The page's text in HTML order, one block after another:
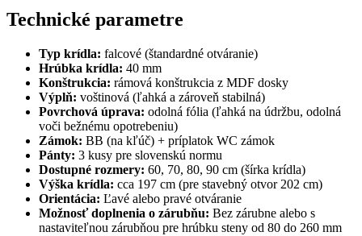
Technické parametre
Typ krídla: falcové (štandardné otváranie)
Hrúbka krídla: 40 mm
Konštrukcia: rámová konštrukcia z MDF dosky
Výplň: voštinová (ľahká a zároveň stabilná)
Povrchová úprava: odolná fólia (ľahká na údržbu, odolná
voči bežnému opotrebeniu)
Zámok: BB (na kľúč) + príplatok WC zámok
Pánty: 3 kusy pre slovenskú normu
Dostupné rozmery: 60, 70, 80, 90 cm (šírka krídla)
Výška krídla: cca 197 cm (pre stavebný otvor 202 cm)
Orientácia: Ľavé alebo pravé otváranie
Možnosť doplnenia o zárubňu: Bez zárubne alebo s
nastaviteľnou zárubňou pre hrúbku steny od 80 do 260 mm